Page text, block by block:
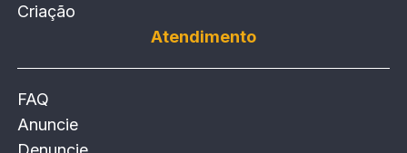
Criação
Atendimento
FAQ
Anuncie